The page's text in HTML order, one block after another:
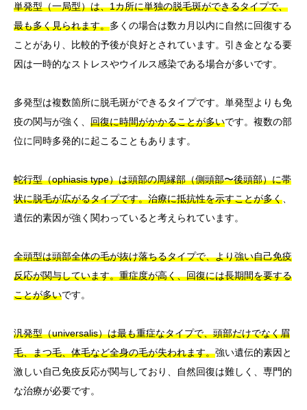
単発型（一局型）は、1カ所に単独の脱毛斑ができるタイプで、
最も多く見られます。多くの場合は数カ月以内に自然に回復する
ことがあり、比較的予後が良好とされています。引き金となる要
因は一時的なストレスやウイルス感染である場合が多いです。
多発型は複数箇所に脱毛斑ができるタイプです。単発型よりも免
疫の関与が強く、 回復に時間がかかることが多いです。複数の部
位に同時多発的に起こることもあります。
蛇行型（ophiasis type）は頭部の周縁部（側頭部〜後頭部）に帯
状に脱毛が広がるタイプです。治療に抵抗性を示すことが多く
遺伝的素因が強く関わっていると考えられています。
全頭型は頭部全体の毛が抜け落ちるタイプで、より強い自己免疫
反応が関与しています。重症度が高く、回復には長期間を要する
ことが多いです。
汎発型（universalis）は最も重症なタイプで、頭部だけでなく眉
毛、まつ毛、体毛など全身の毛が失われます。強い遺伝的素因と
激しい自己免疫反応が関与しており、自然回復は難しく、専門的
な治療が必要です。